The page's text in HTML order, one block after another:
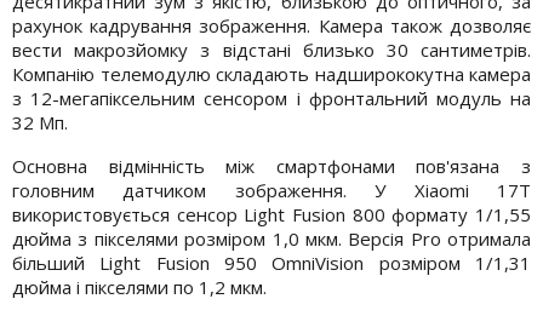
рахунок кадрування зображення. Камера також дозволяє
вести макрозйомку з відстані близько 30 сантиметрів.
Компанію телемодулю складають надширококутна камера
з 12-мегапіксельним сенсором і фронтальний модуль на
32 Мп.
Основна відмінність між смартфонами пов'язана з
головним датчиком зображення. У Xiaomi 17T
використовується сенсор Light Fusion 800 формату 1/1,55
дюйма з пікселями розміром 1,0 мкм. Версія Pro отримала
більший Light Fusion 950 OmniVision розміром 1/1,31
дюйма і пікселями по 1,2 мкм.